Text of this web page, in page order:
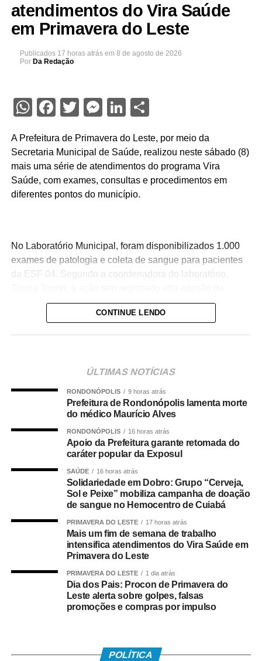
atendimentos do Vira Saúde
em Primavera do Leste
Publicados 17 horas atrás em 8 de agosto de 2026
Por Da Redação
WhatsApp
Facebook
TwitterMessenger
LinkedIn
A Prefeitura de Primavera do Leste, por meio da
Secretaria Municipal de Saúde, realizou neste sábado (8)
mais uma série de atendimentos do programa Vira
Saúde, com exames, consultas e procedimentos em
diferentes pontos do município.
No Laboratório Municipal, foram disponibilizados 1.000
exames de patologia e coleta de sangue para pacientes
da ESF 04. Segundo a coordenadora do laboratório,
população.
adesão muito grande. Neste final de semana, estamos
100 a 120 atendimentos realizados hoje e um baixo
índice de faltas”, explicou.
Na ESF 11, foram realizados 1.800 exames de patologia
e coleta de sangue.
O atendimento também contemplou outras
especialidades. No CEMOC, foram realizadas 24
consultas de neurologia, além de consultas de
reumatologia, sendo 40 atendimentos na sexta-feira (7) e
outros 35 neste sábado (8).
ecocardiograma e 30 consultas de otorrinolaringologia.
CONTINUE LENDO
ÚLTIMAS NOTÍCIAS
RONDONÓPOLIS 9 horas atrás
Prefeitura de Rondonópolis lamenta morte
do médico Maurício Alves
RONDONÓPOLIS 16 horas atrás
Apoio da Prefeitura garante retomada do
caráter popular da Exposul
SAÚDE 16 horas atrás
Solidariedade em Dobro: Grupo “Cerveja,
Sol e Peixe” mobiliza campanha de doação
de sangue no Hemocentro de Cuiabá
PRIMAVERA DO LESTE 17 horas atrás
Mais um fim de semana de trabalho
intensifica atendimentos do Vira Saúde em
Primavera do Leste
PRIMAVERA DO LESTE 1 dia atrás
Dia dos Pais: Procon de Primavera do
Leste alerta sobre golpes, falsas
promoções e compras por impulso
POLÍTICA